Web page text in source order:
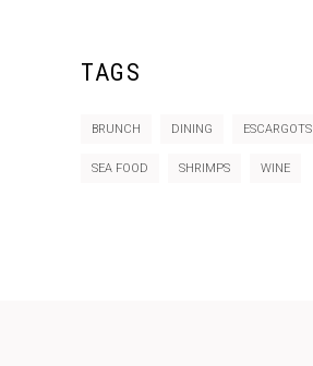
TAGS
BRUNCH DINING ESCARGOTS
SEA FOOD SHRIMPS WINE